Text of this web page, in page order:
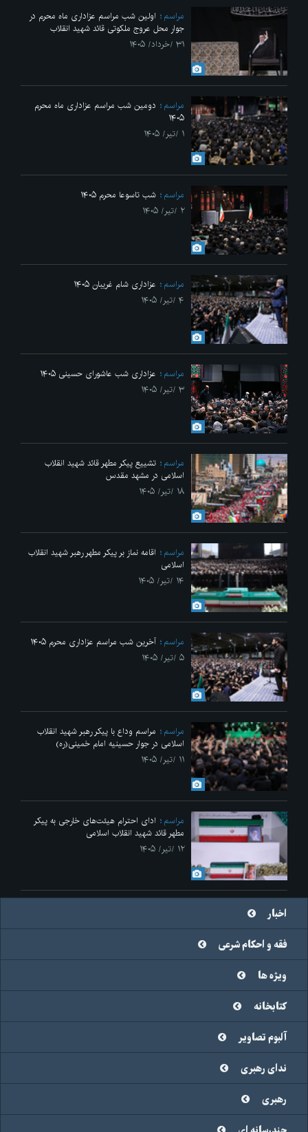
مراسم
اولین شب مراسم عزاداری ماه محرم در
جوار محل عروج ملکوتی قائد شهید انقلاب
۳۱ /خرداد/ ۱۴۰۵
مراسم
دومین شب مراسم عزاداری ماه محرم
۱۴۰۵
۱ /تیر/ ۱۴۰۵
مراسم
شب تاسوعا محرم ۱۴۰۵
۲ /تیر/ ۱۴۰۵
مراسم
عزاداری شام غریبان ۱۴۰۵
۴ /تیر/ ۱۴۰۵
مراسم
عزاداری شب عاشورای حسینی ۱۴۰۵
۳ /تیر/ ۱۴۰۵
مراسم
تشییع پیکر مطهر قائد شهید انقلاب
اسلامی در مشهد مقدس
۱۸ /تیر/ ۱۴۰۵
مراسم
اقامه نماز بر پیکر مطهر رهبر شهید انقلاب
اسلامی
۱۴ /تیر/ ۱۴۰۵
مراسم
آخرین شب مراسم عزاداری محرم ۱۴۰۵
۵ /تیر/ ۱۴۰۵
مراسم
مراسم وداع با پیکر رهبر شهید انقلاب
اسلامی در جوار حسینیه امام خمینی(ره)
۱۱ /تیر/ ۱۴۰۵
مراسم
ادای احترام هیئت‌های خارجی به پیکر
مطهر قائد شهید انقلاب اسلامی
۱۲ /تیر/ ۱۴۰۵
اخبار
فقه و احکام شرعی
ویژه ها
کتابخانه
آلبوم تصاویر
ندای رهبری
رهبری